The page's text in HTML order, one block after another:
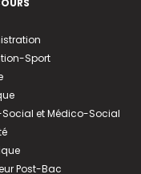
en
pouce
mettent en
Sport
et Médico-Social
Post-Bac